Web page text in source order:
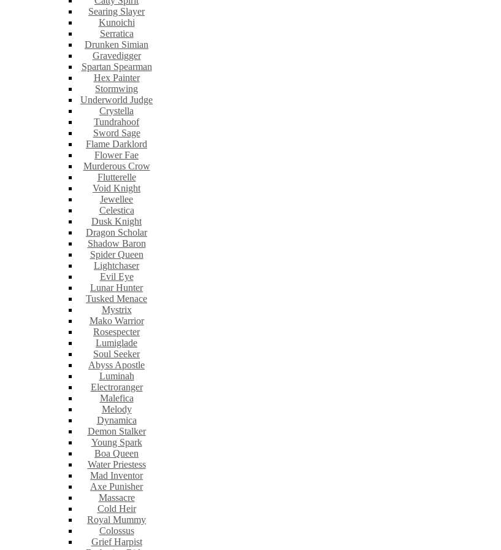
Searing Slayer
Kunoichi
Serratica
Drunken Simian
Gravedigger
Spartan Spearman
Hex Painter
Stormwing
Underworld Judge
Crystella
Tundrahoof
Sword Sage
Flame Darklord
Flower Fae
Murderous Crow
Flutterelle
Void Knight
Jewellee
Celestica
Dusk Knight
Dragon Scholar
Shadow Baron
Spider Queen
Lightchaser
Evil Eye
Lunar Hunter
Tusked Menace
Mystrix
Mako Warrior
Rosespecter
Lumiglade
Soul Seeker
Abyss Apostle
Luminah
Electroranger
Malefica
Melody
Dynamica
Demon Stalker
Young Spark
Boa Queen
Water Priestess
Mad Inventor
Axe Punisher
Massacre
Cold Heir
Royal Mummy
Colossus
Grief Harpist